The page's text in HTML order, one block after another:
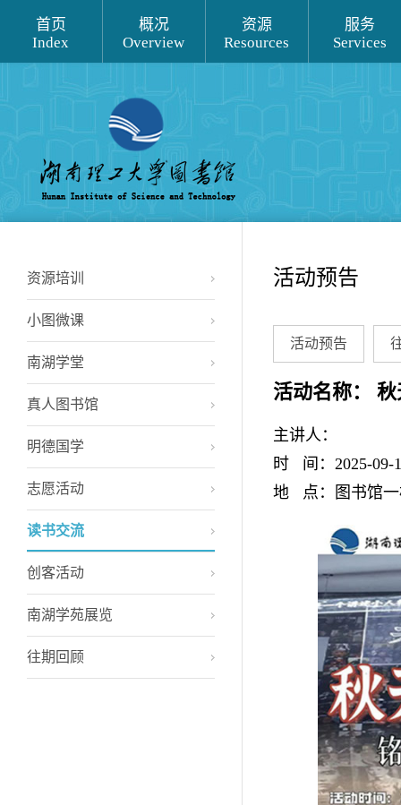
首页
Index
概况
Overview
资源
Resources
服务
Services
资源培训
小图微课
南湖学堂
真人图书馆
明德国学
志愿活动
读书交流
创客活动
南湖学苑展览
往期回顾
活动预告
活动预告
活动名称：
主讲人：
时 间：2025-09-
地 点：图书馆一